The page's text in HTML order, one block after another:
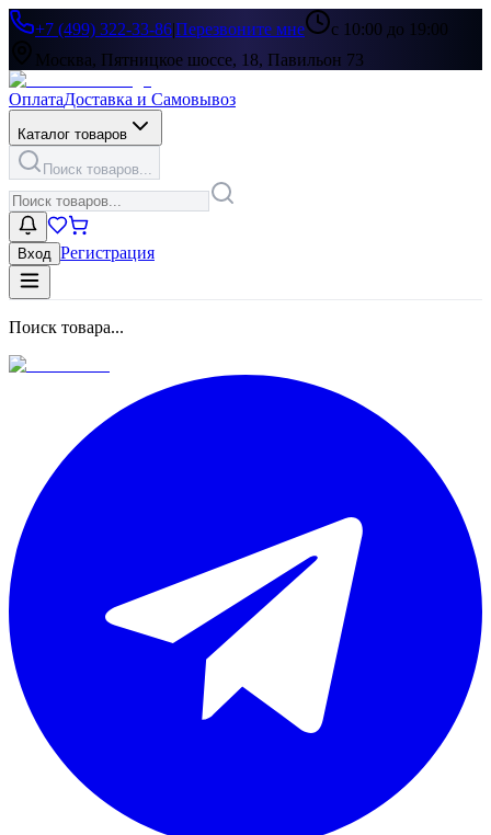
+7 (499) 322-33-86|Перезвоните мне
с 10:00 до 19:00
Москва, Пятницкое шоссе, 18, Павильон 73
ОплатаДоставка и Самовывоз
Каталог товаров
Поиск товаров...
Вход Регистрация
Поиск товара...